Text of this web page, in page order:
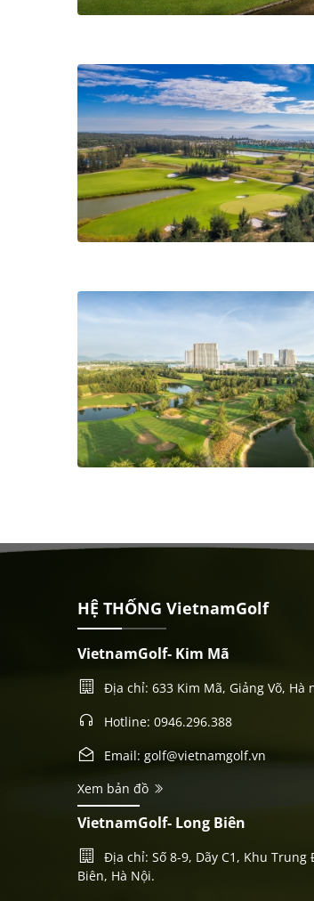
HỆ THỐNG VietnamGolf
VietnamGolf- Kim Mã
Địa chỉ: 633 Kim Mã, Giảng Võ, Hà
Hotline: 0946.296.388
Email: golf@vietnamgolf.vn
Xem bản đồ
VietnamGolf- Long Biên
Địa chỉ: Số 8-9, Dãy C1, Khu Trung
Biên, Hà Nội.